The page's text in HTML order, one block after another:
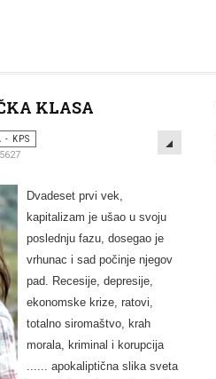
KLASA
- KPS
EMPTY
Dvadeset prvi vek,
kapitalizam je ušao u svoju
poslednju fazu, dosegao je
vrhunac i sad počinje njegov
pad. Recesije, depresije,
ekonomske krize, ratovi,
totalno siromaštvo, krah
morala, kriminal i korupcija
...... apokaliptična slika sveta